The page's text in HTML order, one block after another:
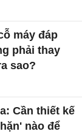
máy đáp
phải thay
sao?
Cần thiết kế
nào để